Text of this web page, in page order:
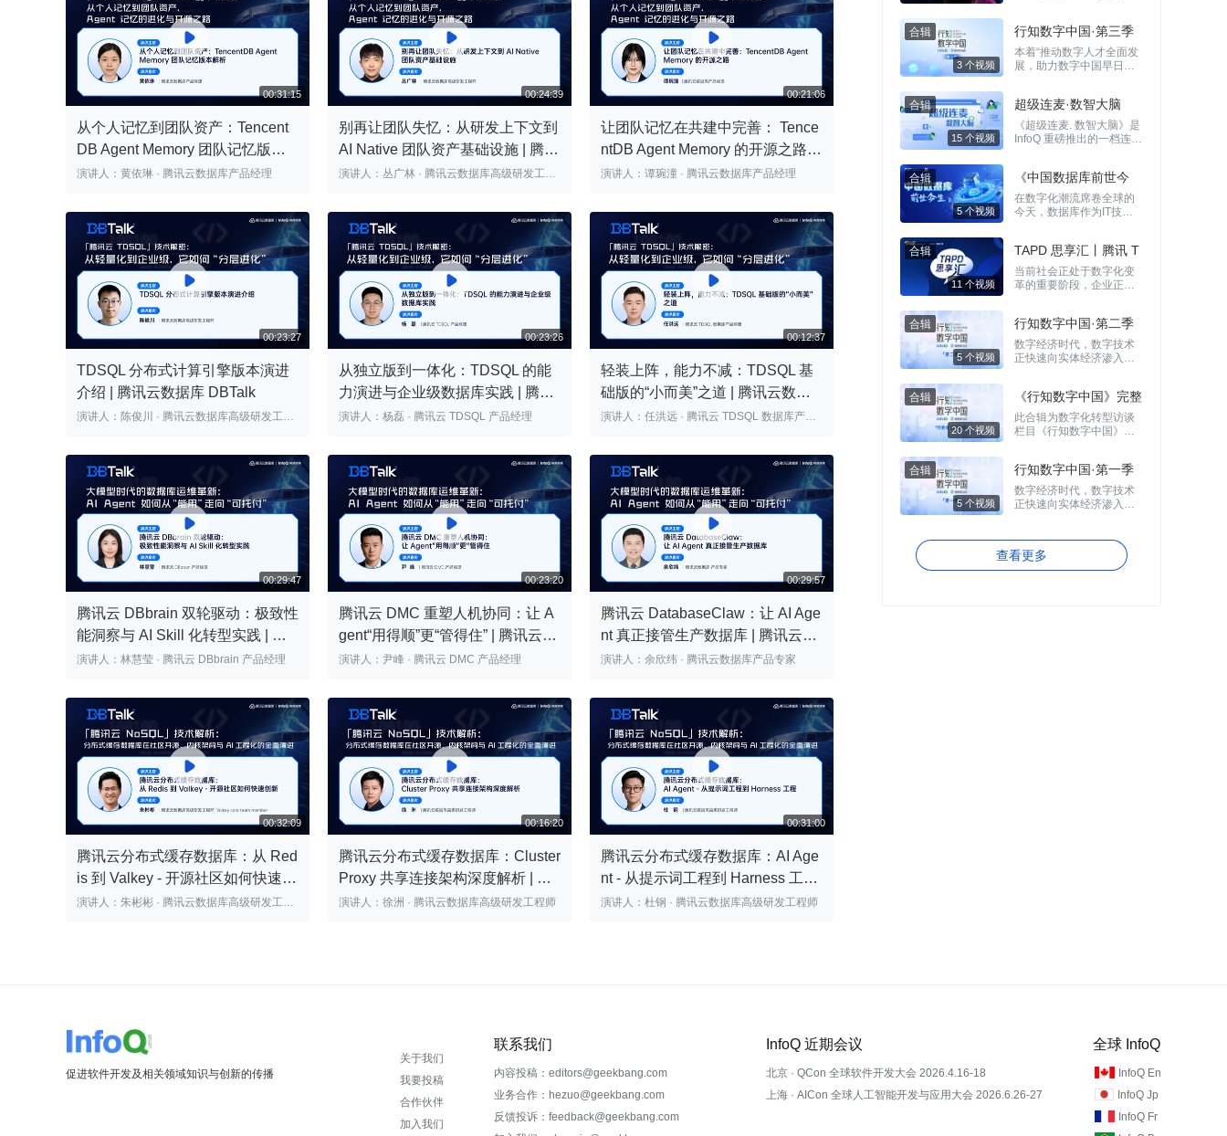

从个人记忆到团队资产：Tencent
DB Agent Memory 团队记忆版本
解析 | 腾讯云数据库 DBTalk
演讲人：黄依琳 · 腾讯云数据库产品经理

别再让团队失忆：从研发上下文到
AI Native 团队资产基础设施 | 腾讯
云数据库 DBTalk
演讲人：丛广林 · 腾讯云数据库高级研发工程

让团队记忆在共建中完善： Tence
ntDB Agent Memory 的开源之路 |
腾讯云数据库 DBTalk演讲人：谭琬潼 · 腾讯云数据库产品经理

TDSQL 分布式计算引擎版本演进
介绍 | 腾讯云数据库 DBTalk
演讲人：陈俊川 · 腾讯云数据库高级研发工程

从独立版到一体化：TDSQL 的能
力演进与企业级数据库实践 | 腾讯
云数据库 DBTalk演讲人：杨磊 · 腾讯云 TDSQL 产品经理

00:12:37
轻装上阵，能力不减：TDSQL 基
础版的“小而美”之道 | 腾讯云数据
库 DBTalk
演讲人：任洪远 · 腾讯云 TDSQL 数据库产品

00:29:47
腾讯云 DBbrain 双轮驱动：极致性
能洞察与 AI Skill 化转型实践 | 腾
讯云数据库 DBTalk演讲人：林慧莹 · 腾讯云 DBbrain 产品经理

00:23:20
腾讯云 DMC 重塑人机协同：让 A
gent“用得顺”更“管得住” | 腾讯云数
据库 DBTalk演讲人：尹峰 · 腾讯云 DMC 产品经理

腾讯云 DatabaseClaw：让 AI Age
nt 真正接管生产数据库 | 腾讯云数
据库 DBTalk 演讲人：余欣纬 · 腾讯云数据库产品专家

腾讯云分布式缓存数据库：从 Red
is 到 Valkey - 开源社区如何快速创
新 | 腾讯云数据库 DBTalk
演讲人：朱彬彬 · 腾讯云数据库高级研发工程

腾讯云分布式缓存数据库：Cluster
Proxy 共享连接架构深度解析 | 腾
讯云数据库 DBTalk演讲人：徐洲 · 腾讯云数据库高级研发工程师

腾讯云分布式缓存数据库：AI Age
nt - 从提示词工程到 Harness 工程
| 腾讯云数据库 DBTalk
演讲人：杜钢 · 腾讯云数据库高级研发工程师
9 个视频
独家的前线资讯和深度解
析。大会期间，InfoQ 推出
【re:Invent 早咖啡】【世
界开发者说】内容矩阵，
彩。
3 个视频
行知数字中国·第三季
本着“推动数字人才全面发
展，助力数字中国早日实
知数字中国》系列视频栏
目，通过访谈、探访等形
式，展现数字化领域的优
秀先锋企业和案例。本合
15 个视频
超级连麦·数智大脑
《超级连麦. 数智大脑》是
InfoQ 重磅推出的一档连麦
企业先行者等多方连线，
聚焦企业数字化实践、数
字人才培养、数字化技术
管理等话题，剖析和拆解
点，意在帮助各行业企业
路径。
5 个视频
《中国数据库前世今
生》纪录片
在数字化潮流席卷全球的
今天，数据库作为IT技术
础设施。 那么，中国的数
据库技术发展经历了怎样
的历程？我们是如何在信
息技术的洪流中逐步建立
呢？ 我们将邀请亲历数据
到蓬勃发展的技术专家
们，与大家共同回顾中国
刻，以及这些时刻如何塑
造了今天的数据库技术格
局。 纪录片共分为五期，
时间跨度从上世纪八十年
起步，1990年代多家竞争
的混沌，2000年代数据库
的分型和国产数据库的开
端，2010年代大数据席卷
据库的“百团大战”，每一期
将深入探讨一个时代的数
据库演变历程，以及这些
TAPD 思享汇丨腾讯 T
APD 敏捷项目管理技
当前社会正处于数字化变
革的重要阶段，企业正面
准、稳地进行数字化转型
成为全行业关注的焦点。
敏捷协作凭借着其先天优
势，能够帮助企业集中内
更加灵活地应对外部变
了企业破局数字化时代的
关键。 腾讯 「TAPD 思享
将聚焦 TAPD 在高科制
造、金融、泛娱乐等诸多
行业的最佳实践，邀请行
业专家，解构各个行业项
的解决方案，保证高效稳
定的交付节奏，全面助力
研发团队敏捷提效、精益
行知数字中国·第二季
数字经济时代，数字技术
正快速向实体经济渗入，
人才全面发展”的使命，探
求中国数字化发展的切
片，极客邦科技推出了
《行知数字中国》视频栏
式记录和传递极客邦眼中
界带来启发。本合辑为该
栏目的第二季。
《行知数字中国》完整
版合辑
此合辑为数字化转型访谈
栏目《行知数字中国》系
行知数字中国·第一季
数字经济时代，数字技术
正快速向实体经济渗入，
人才全面发展”的使命，探
求中国数字化发展的切
片，极客邦科技推出了
查看更多
促进软件开发及相关领域知识与创新的传播
关于我们
我要投稿
合作伙伴
加入我们
联系我们
内容投稿：editors@geekbang.com
业务合作：hezuo@geekbang.com
反馈投诉：feedback@geekbang.com
InfoQ 近期会议
北京 · QCon 全球软件开发大会 2026.4.16-18
上海 · AICon 全球人工智能开发与应用大会 2026.6.26-27
全球 InfoQ
InfoQ En
InfoQ Jp
InfoQ Fr